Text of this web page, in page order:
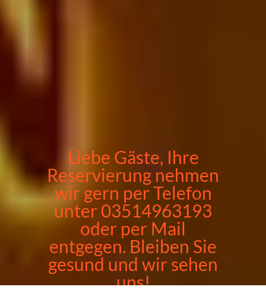
Liebe Gäste, Ihre
Reservierung nehmen
wir gern per Telefon
unter 03514963193
oder per Mail
entgegen. Bleiben Sie
gesund und wir sehen
uns!